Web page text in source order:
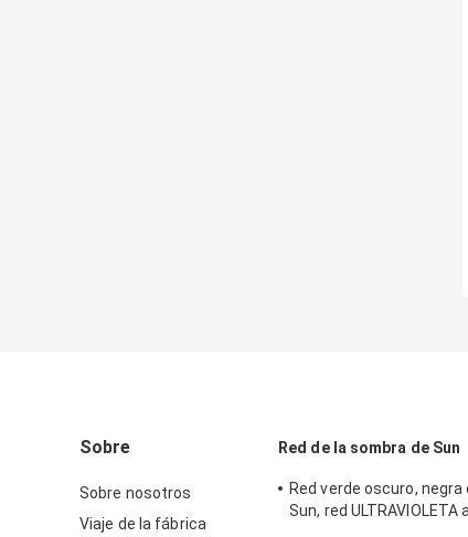
Sobre
Sobre nosotros
Viaje de la fábrica
Red de la sombra de Sun
Red verde oscuro,
Sun, red ULTRAVIOLETA